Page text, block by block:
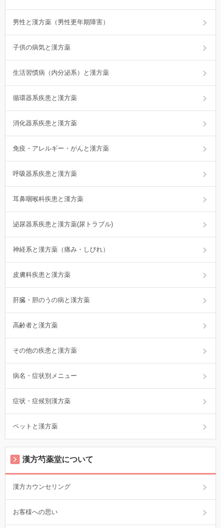
男性と漢方薬（男性更年期障害）
子供の病気と漢方薬
生活習慣病（内分泌系）と漢方薬
循環器系疾患と漢方薬
消化器系疾患と漢方薬
免疫・アレルギー・がんと漢方薬
呼吸器系疾患と漢方薬
耳鼻咽喉科疾患と漢方薬
泌尿器系疾患と漢方薬(尿トラブル)
神経系と漢方薬（痛み・しびれ）
皮膚科疾患と漢方薬
肝臓・胆のうの病と漢方薬
高齢者と漢方薬
その他の疾患と漢方薬
病名・症状別メニュー
症状・症候別漢方薬
ペットと漢方薬
漢方芍薬堂について
漢方カウンセリング
お客様への思い